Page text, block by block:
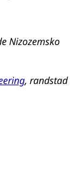
Nizozemsko
, randstad